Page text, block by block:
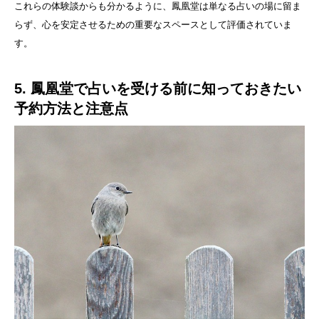
これらの体験談からも分かるように、鳳凰堂は単なる占いの場に留ま
らず、心を安定させるための重要なスペースとして評価されていま
す。
5. 鳳凰堂で占いを受ける前に知っておきたい
予約方法と注意点